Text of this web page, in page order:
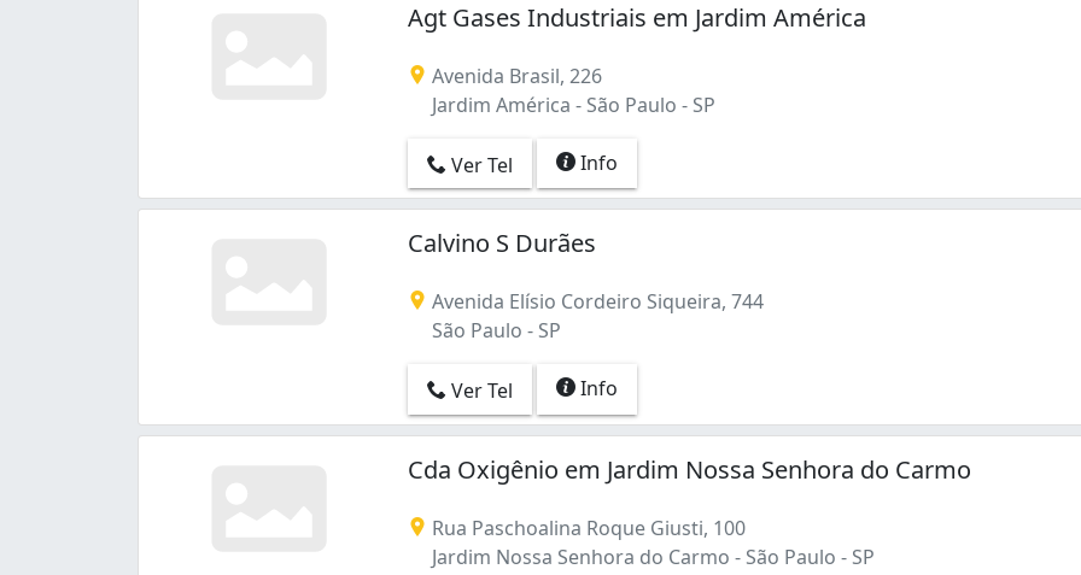
Agt Gases Industriais em Jardim América
Avenida Brasil, 226
Jardim América - São Paulo - SP
Ver Tel Info
Calvino S Durães
Avenida Elísio Cordeiro Siqueira, 744
São Paulo - SP
Ver Tel Info
Cda Oxigênio em Jardim Nossa Senhora do Carmo
Rua Paschoalina Roque Giusti, 100
Jardim Nossa Senhora do Carmo - São Paulo - SP